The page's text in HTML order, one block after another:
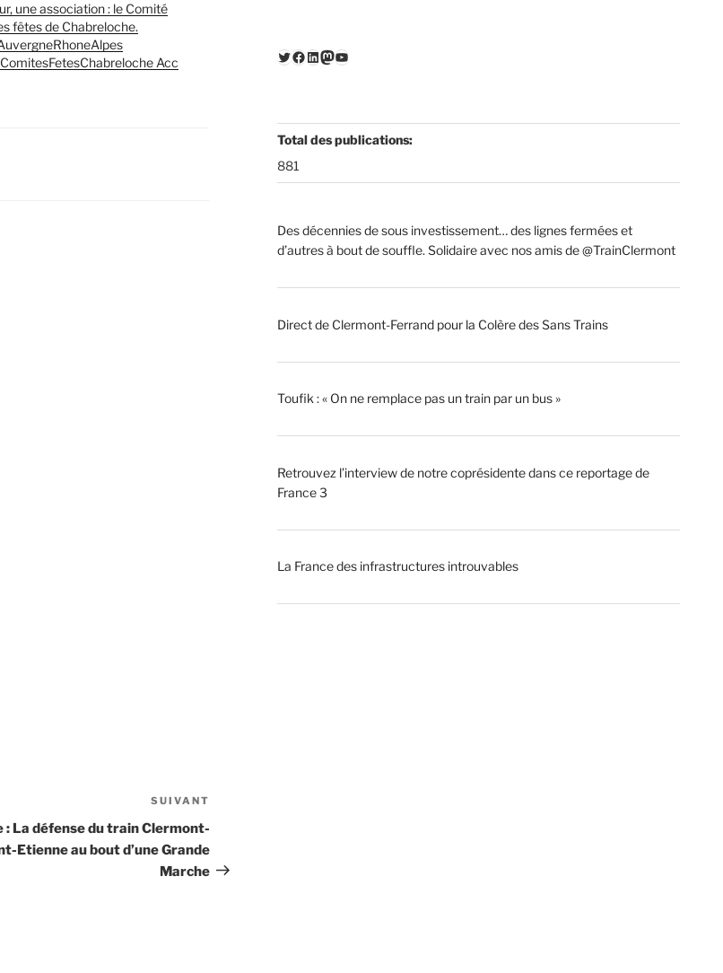
une association : le Comité
fêtes de Chabreloche.
Acc
SUIVANT
: La défense du train Clermont-
Etienne au bout d’une Grande
Marche
Twitter
Facebook
LinkedIn
Mastodon
YouTube
Total des publications:
881
Des décennies de sous investissement… des lignes fermées et
d’autres à bout de souffle. Solidaire avec nos amis de @TrainClermont
Direct de Clermont-Ferrand pour la Colère des Sans Trains
Toufik : « On ne remplace pas un train par un bus »
Retrouvez l’interview de notre coprésidente dans ce reportage de
France 3
La France des infrastructures introuvables